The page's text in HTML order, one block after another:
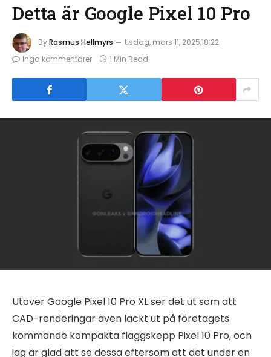
Detta är Google Pixel 10 Pro
ByRasmus Hellmyrs
tisdag, mars 11, 2025,18:22
Inga kommentarer
1 Min Read
Utöver Google Pixel 10 Pro XL ser det ut som att
CAD-renderingar även läckt ut på företagets
kommande kompakta flaggskepp Pixel 10 Pro, och
jag är glad att se dessa eftersom att det under en